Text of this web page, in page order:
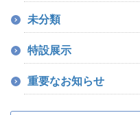
未分類
特設展示
重要なお知らせ